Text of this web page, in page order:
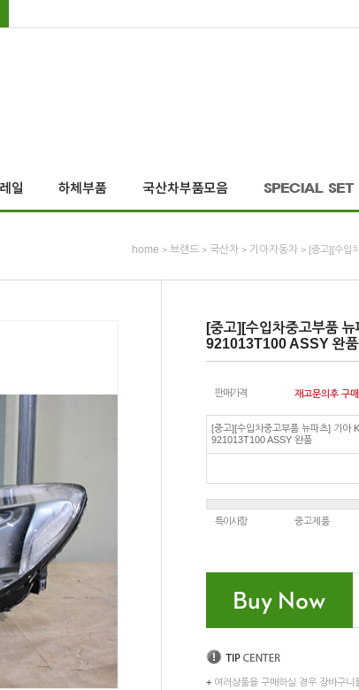
home > 브랜드 > 국산차 > 기아자동차 > [중고][수입
[중고][수입차중고부품
921013T100 ASSY 완품
판매가격 재고문의후 구
[중고][수입차중고부품 뉴파츠] 기아
921013T100 ASSY 완품
특이사항 중고제품
+ 여러상품을 구매하실 경우 장바구니